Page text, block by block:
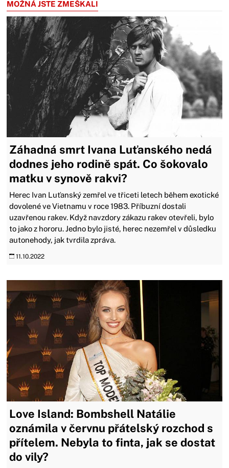
MOŽNÁ JSTE ZMEŠKALI
Záhadná smrt Ivana Luťanského nedá
dodnes jeho rodině spát. Co šokovalo
matku v synově rakvi?
Herec Ivan Luťanský zemřel ve třiceti letech během exotické
dovolené ve Vietnamu v roce 1983. Příbuzní dostali
uzavřenou rakev. Když navzdory zákazu rakev otevřeli, bylo
to jako z hororu. Jedno bylo jisté, herec nezemřel v důsledku
autonehody, jak tvrdila zpráva.
11.10.2022
Love Island: Bombshell Natálie
oznámila v červnu přátelský rozchod s
přítelem. Nebyla to finta, jak se dostat
do vily?